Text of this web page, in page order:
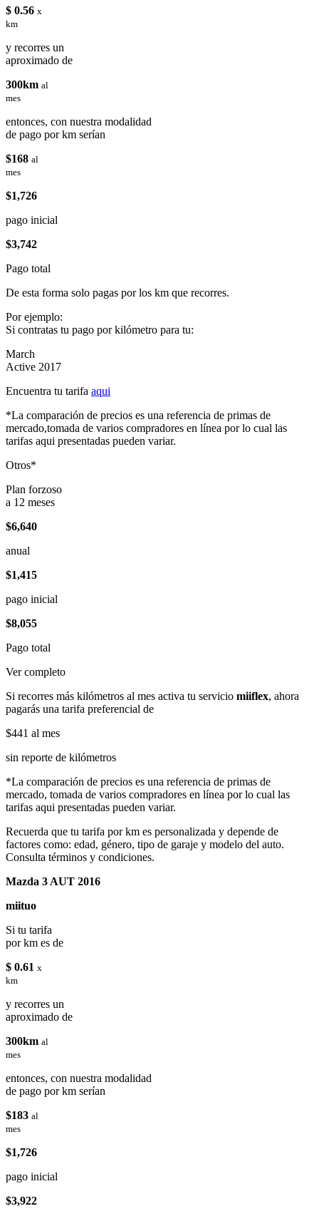
$ 0.56 x
km
y recorres un
aproximado de
300km al
mes
entonces, con nuestra modalidad
de pago por km serían
$168 al
mes
$1,726
pago inicial
$3,742
Pago total
De esta forma solo pagas por los km que recorres.
Por ejemplo:
Si contratas tu pago por kilómetro para tu:
March
Active 2017
Encuentra tu tarifa aqui
*La comparación de precios es una referencia de primas de
mercado,tomada de varios compradores en línea por lo cual las
tarifas aqui presentadas pueden variar.
Otros*
Plan forzoso
a 12 meses
$6,640
anual
$1,415
pago inicial
$8,055
Pago total
Ver completo
Si recorres más kilómetros al mes activa tu servicio miiflex, ahora
pagarás una tarifa preferencial de
$441 al mes
sin reporte de kilómetros
*La comparación de precios es una referencia de primas de
mercado, tomada de varios compradores en línea por lo cual las
tarifas aqui presentadas pueden variar.
Recuerda que tu tarifa por km es personalizada y depende de
factores como: edad, género, tipo de garaje y modelo del auto.
Consulta términos y condiciones.
Mazda 3 AUT 2016
miituo
Si tu tarifa
por km es de
$ 0.61 x
km
y recorres un
aproximado de
300km al
mes
entonces, con nuestra modalidad
de pago por km serían
$183 al
mes
$1,726
pago inicial
$3,922